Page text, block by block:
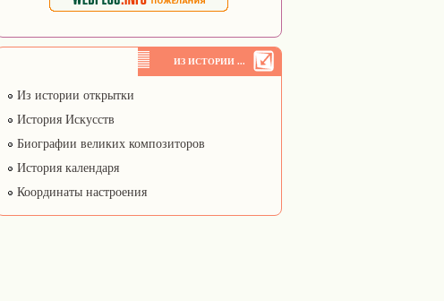
ИЗ ИСТОРИИ ...
Из истории открытки
История Искусств
Биографии великих композиторов
История календаря
Координаты настроения